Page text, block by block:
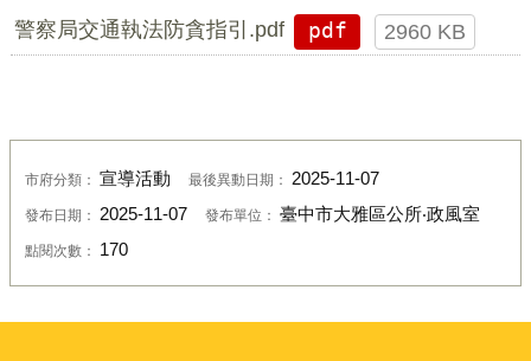
警察局交通執法防貪指引.pdf pdf 2960 KB
市府分類： 宣導活動 最後異動日期： 2025-11-07
發布日期： 2025-11-07 發布單位： 臺中市大雅區公所‧政風室
點閱次數： 170